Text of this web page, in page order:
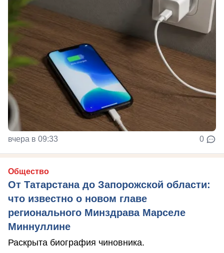
вчера в 09:33 0
Общество
От Татарстана до Запорожской области:
что известно о новом главе
регионального Минздрава Марселе
Миннуллине
Раскрыта биография чиновника.